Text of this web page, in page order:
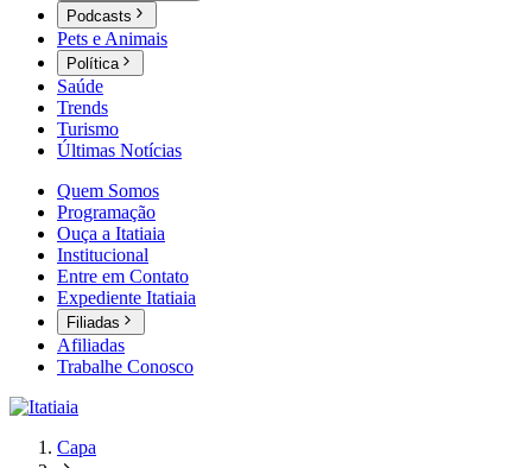
Podcasts
Pets e Animais
Política
Saúde
Trends
Turismo
Últimas Notícias
Quem Somos
Programação
Ouça a Itatiaia
Institucional
Entre em Contato
Expediente Itatiaia
Filiadas
Afiliadas
Trabalhe Conosco
Capa